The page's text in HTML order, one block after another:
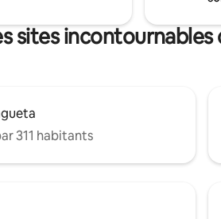
et sites incontournables
311 habitants